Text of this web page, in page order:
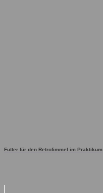
Futter für den Retrofimmel im Praktikum